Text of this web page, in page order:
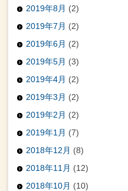
2019年8月 (2)
2019年7月 (2)
2019年6月 (2)
2019年5月 (3)
2019年4月 (2)
2019年3月 (2)
2019年2月 (2)
2019年1月 (7)
2018年12月 (8)
2018年11月 (12)
2018年10月 (10)